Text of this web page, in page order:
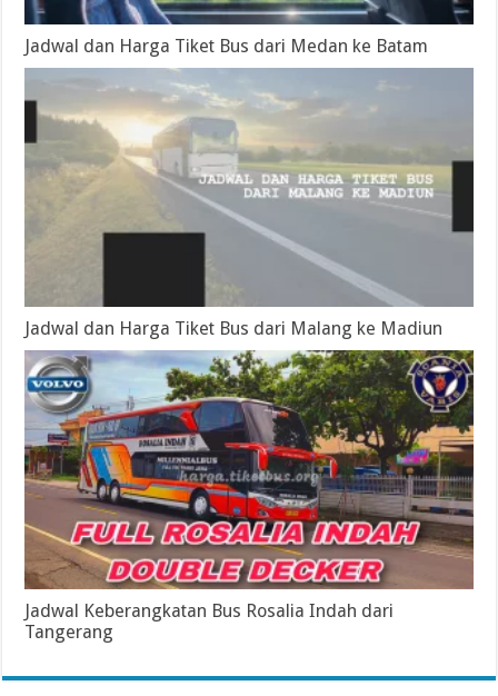
Jadwal dan Harga Tiket Bus dari Medan ke Batam
Jadwal dan Harga Tiket Bus dari Malang ke Madiun
Jadwal Keberangkatan Bus Rosalia Indah dari
Tangerang